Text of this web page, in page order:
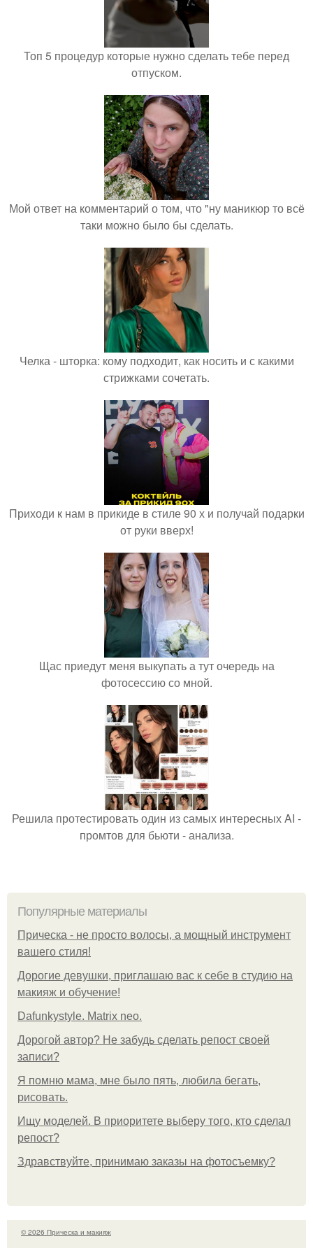
Топ 5 процедур которые нужно сделать тебе перед
отпуском.
Мой ответ на комментарий о том, что "ну маникюр то всё
таки можно было бы сделать.
Челка - шторка: кому подходит, как носить и с какими
стрижками сочетать.
Приходи к нам в прикиде в стиле 90 х и получай подарки
от руки вверх!
Щас приедут меня выкупать а тут очередь на
фотосессию со мной.
Решила протестировать один из самых интересных AI -
промтов для бьюти - анализа.
Популярные материалы
Прическа - не просто волосы, а мощный инструмент
вашего стиля!
Дорогие девушки, приглашаю вас к себе в студию на
макияж и обучение!
Dafunkystyle. Matrix neo.
Дорогой автор? Не забудь сделать репост своей
записи?
Я помню мама, мне было пять, любила бегать,
рисовать.
Ищу моделей. В приоритете выберу того, кто сделал
репост?
Здравствуйте, принимаю заказы на фотосъемку?
© 2026 Прическа и макияж